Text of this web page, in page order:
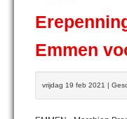
Emmen
vrijdag 19 feb 2021 |